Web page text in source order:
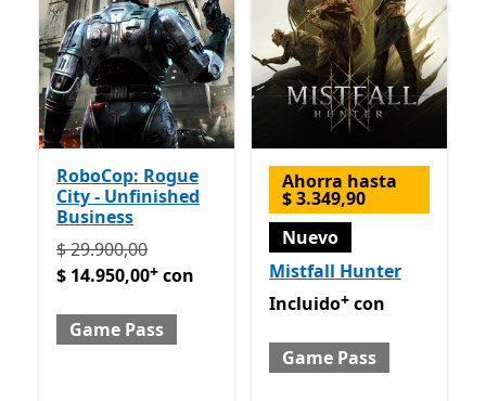
RoboCop: Rogue
City - Unfinished
Business
Originalmente $ 29.900,00 ahora $ 14.950,00 con
$ 29.900,00
$ 14.950,00+ con
Game Pass
Ahorra hasta
$ 3.349,90
Nuevo
Mistfall Hunter
Incluido con Game Pass
Incluido+ con
Game Pass